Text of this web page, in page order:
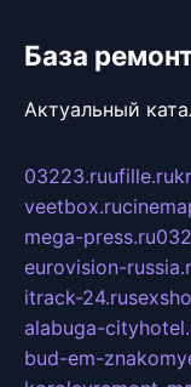
База
Актуальный
03223.ruufille.ru
veetbox.ru
mega-press.ru
eurovision-
itrack-24.ru
alabuga-
bud-em-